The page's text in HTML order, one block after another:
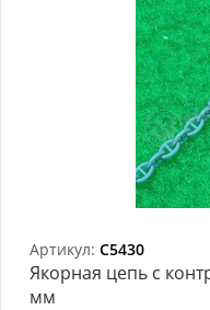
Артикул: C5430
Якорная цепь с
мм